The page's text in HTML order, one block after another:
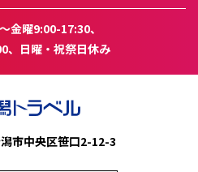
金曜9:00-17:30、
、日曜・祝祭日休み
市中央区笹口2-12-3